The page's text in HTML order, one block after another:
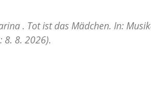
. Tot ist das Mädchen. In:
8. 8. 2026).